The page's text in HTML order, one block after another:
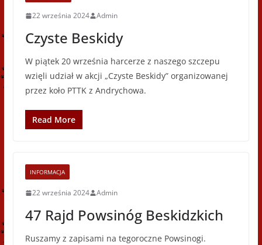
22 września 2024 Admin
Czyste Beskidy
W piątek 20 września harcerze z naszego szczepu
wzięli udział w akcji „Czyste Beskidy” organizowanej
przez koło PTTK z Andrychowa.
Read More
INFORMACJA
22 września 2024 Admin
47 Rajd Powsinóg Beskidzkich
Ruszamy z zapisami na tegoroczne Powsinogi.